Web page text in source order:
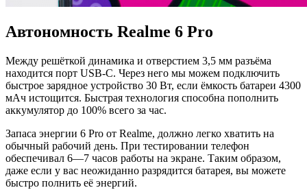
Автономность Realme 6 Pro
Между решёткой динамика и отверстием 3,5 мм разъёма
находится порт USB-C. Через него мы можем подключить
быстрое зарядное устройство 30 Вт, если ёмкость батареи 4300
мАч истощится. Быстрая технология способна пополнить
аккумулятор до 100% всего за час.
Запаса энергии 6 Pro от Realme, должно легко хватить на
обычный рабочий день. При тестировании телефон
обеспечивал 6—7 часов работы на экране. Таким образом,
даже если у вас неожиданно разрядится батарея, вы можете
быстро полнить её энергий.